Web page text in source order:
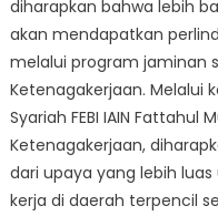
diharapkan bahwa lebih
akan mendapatkan
melalui program jaminan
Ketenagakerjaan. Melalui
Syariah FEBI IAIN Fattahul
Ketenagakerjaan,
dari upaya yang lebih
kerja di daerah terpencil